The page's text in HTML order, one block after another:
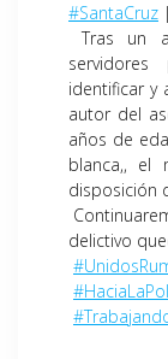
#SantaCruz |
Tras un
identificar y
autor del
años de
blanca,, el
disposición
delictivo